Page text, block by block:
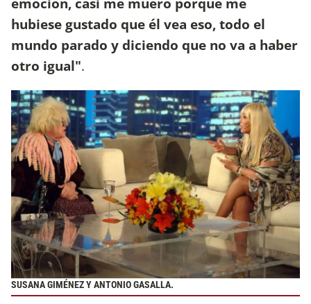
hubiese gustado que él vea eso, todo el
mundo parado y diciendo que no va a haber
otro igual".
SUSANA GIMÉNEZ Y ANTONIO GASALLA.